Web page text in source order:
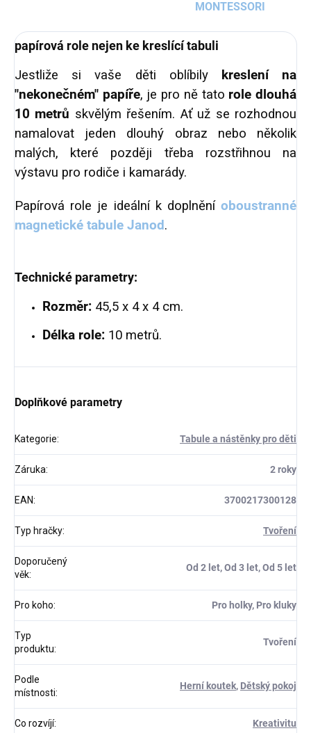
MONTESSORI
papírová role nejen ke kreslící tabuli
Jestliže si vaše děti oblíbily kreslení na
"nekonečném" papíře, je pro ně tato role dlouhá
10 metrů skvělým řešením. Ať už se rozhodnou
namalovat jeden dlouhý obraz nebo několik
malých, které později třeba rozstřihnou na
výstavu pro rodiče i kamarády.
Papírová role je ideální k doplnění oboustranné
magnetické tabule Janod.
Technické parametry:
Rozměr: 45,5 x 4 x 4 cm.
Délka role: 10 metrů.
Doplňkové parametry
Kategorie: Tabule a nástěnky pro děti
Záruka: 2 roky
EAN: 3700217300128
Typ hračky: Tvoření
Doporučený
věk:
Od 2 let, Od 3 let, Od 5 let
Pro koho: Pro holky, Pro kluky
Typ
produktu:
Tvoření
Podle
místnosti:
Herní koutek, Dětský pokoj
Co rozvíjí: Kreativitu